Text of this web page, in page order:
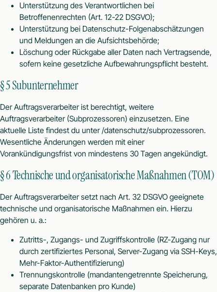
Unterstützung des Verantwortlichen bei
Betroffenenrechten (Art. 12-22 DSGVO);
Unterstützung bei Datenschutz-Folgenabschätzungen
und Meldungen an die Aufsichtsbehörde;
Löschung oder Rückgabe aller Daten nach Vertragsende,
sofern keine gesetzliche Aufbewahrungspflicht besteht.
§ 5 Subunternehmer
Der Auftragsverarbeiter ist berechtigt, weitere
Auftragsverarbeiter (Subprozessoren) einzusetzen. Eine
aktuelle Liste findest du unter/datenschutz/subprozessoren.
Wesentliche Änderungen werden mit einer
Vorankündigungsfrist von mindestens 30 Tagen angekündigt.
§ 6 Technische und organisatorische Maßnahmen (TOM)
Der Auftragsverarbeiter setzt nach Art. 32 DSGVO geeignete
technische und organisatorische Maßnahmen ein. Hierzu
gehören u. a.:
Zutritts-, Zugangs- und Zugriffskontrolle (RZ-Zugang nur
durch zertifiziertes Personal, Server-Zugang via SSH-Keys,
Mehr-Faktor-Authentifizierung)
Trennungskontrolle (mandantengetrennte Speicherung,
separate Datenbanken pro Kunde)